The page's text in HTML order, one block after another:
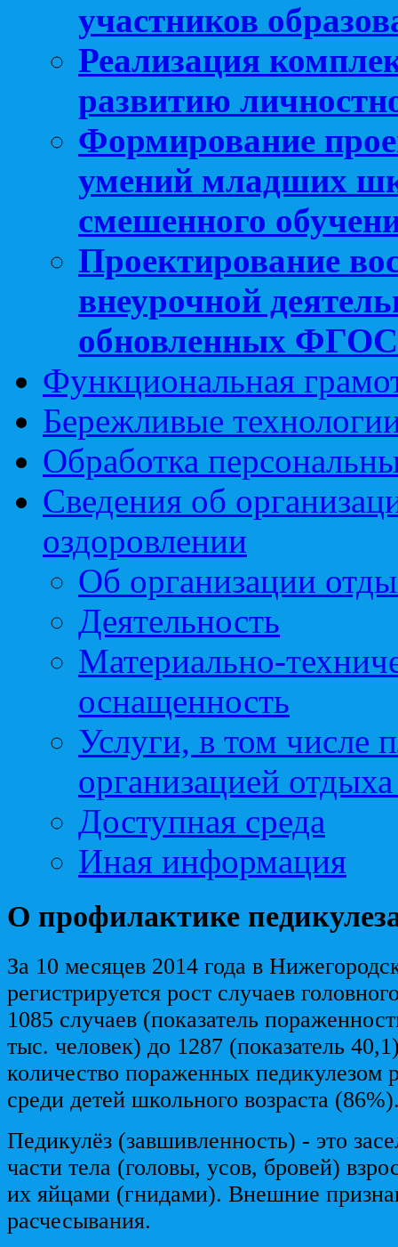
участников
Реализация
развитию
Формирование
умений младших
смешенного
Проектирование
внеурочной
обновленных
Функциональная
Бережливые
Обработка
Сведения об
оздоровлении
Об организации
Деятельность
Материально-
оснащенность
Услуги, в том числе
организацией
Доступная среда
Иная информация
О профилактике
За 10 месяцев 2014 года в
регистрируется рост случаев
1085 случаев (показатель
тыс. человек) до 1287 (показатель
количество пораженных педикулезом
среди детей школьного возраста
Педикулёз (завшивленность) - это
части тела (головы, усов, бровей)
их яйцами (гнидами). Внешние
расчесывания.